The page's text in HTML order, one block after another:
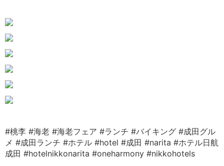
#桃李 #海老 #海老フェア #ランチ #バイキング #成田グル
メ #成田ランチ #ホテル #hotel #成田 #narita #ホテル日航
成田 #hotelnikkonarita #oneharmony #nikkohotels